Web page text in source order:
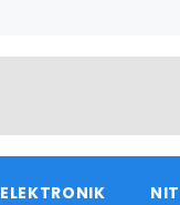
ELEKTRONIK